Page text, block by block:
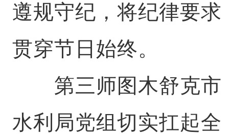
遵规守纪，将纪律要求
贯穿节日始终。
第三师图木舒克市
水利局党组切实扛起全